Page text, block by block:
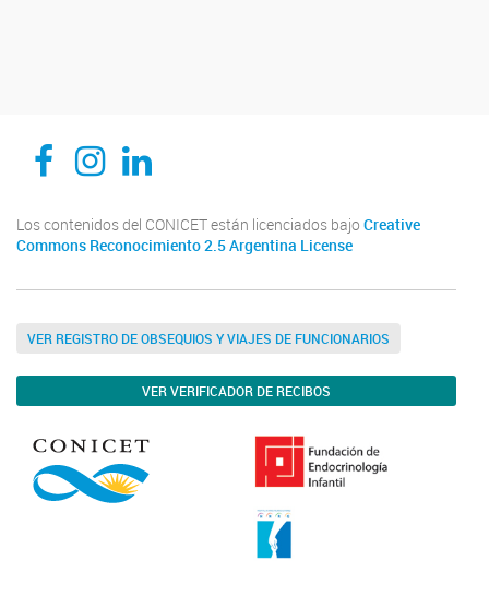
CEDIE, Centro de Investigaciones Endocrinológicas Dr. César Bergadá
CEDIE, Centro de Investigaciones Endocrinológicas Dr. César Bergadá
CEDIE, Centro de Investigaciones Endocrinológicas Dr. César Bergadá
Los contenidos del CONICET están licenciados bajo Creative
Commons Reconocimiento 2.5 Argentina License
VER REGISTRO DE OBSEQUIOS Y VIAJES DE FUNCIONARIOS
VER VERIFICADOR DE RECIBOS